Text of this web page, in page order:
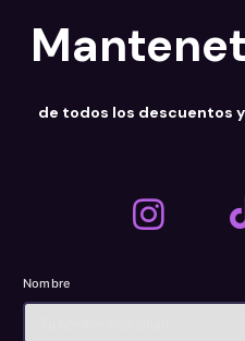
de todos los descuentos y
Nombre